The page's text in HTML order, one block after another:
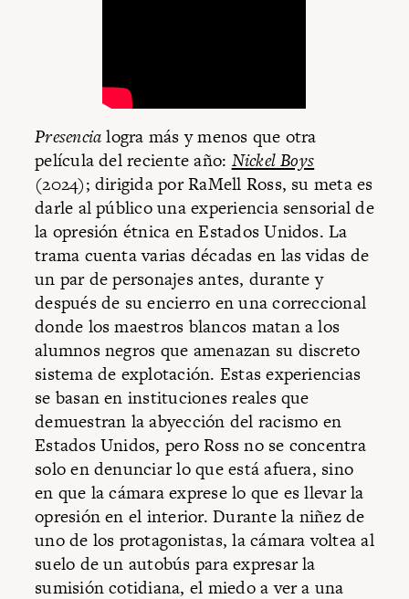
Presencialogra más y menos que otra
película del reciente año: Nickel Boys
(2024); dirigida por RaMell Ross, su meta es
darle al público una experiencia sensorial de
la opresión étnica en Estados Unidos. La
trama cuenta varias décadas en las vidas de
un par de personajes antes, durante y
después de su encierro en una correccional
donde los maestros blancos matan a los
alumnos negros que amenazan su discreto
sistema de explotación. Estas experiencias
se basan en instituciones reales que
demuestran la abyección del racismo en
Estados Unidos, pero Ross no se concentra
solo en denunciar lo que está afuera, sino
en que la cámara exprese lo que es llevar la
opresión en el interior. Durante la niñez de
uno de los protagonistas, la cámara voltea al
suelo de un autobús para expresar la
sumisión cotidiana, el miedo a ver a una